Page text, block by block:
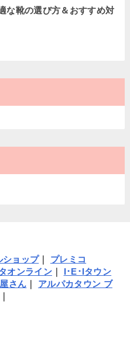
な靴の選び方＆おすすめ対
ショップ｜ プレミコ
オンライン｜ I･E･Iタウン
さん
アルパカタウン ブ